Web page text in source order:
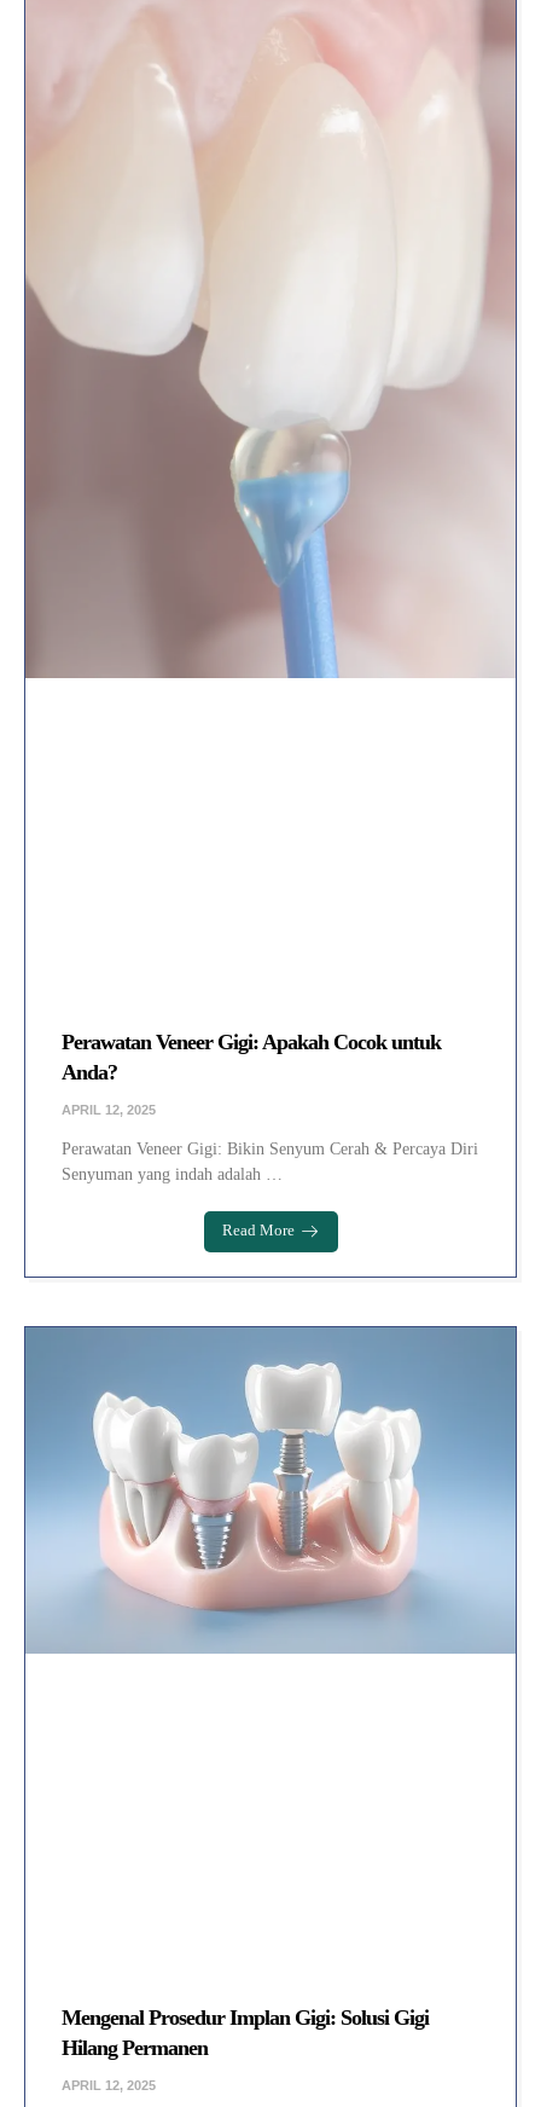
Perawatan Veneer Gigi: Apakah Cocok untuk
Anda?
APRIL 12, 2025
Perawatan Veneer Gigi: Bikin Senyum Cerah & Percaya Diri
Senyuman yang indah adalah …
Read More
Mengenal Prosedur Implan Gigi: Solusi Gigi
Hilang Permanen
APRIL 12, 2025